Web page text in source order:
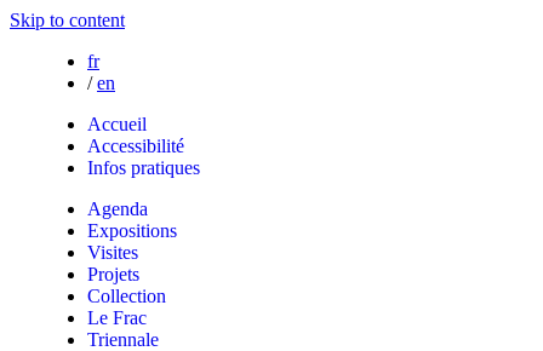
Skip to content
fr
/ en
Accueil
Accessibilité
Infos pratiques
Agenda
Expositions
Visites
Projets
Collection
Le Frac
Triennale